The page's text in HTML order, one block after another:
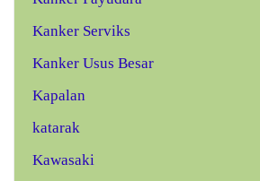
Kanker Serviks
Kanker Usus Besar
Kapalan
katarak
Kawasaki